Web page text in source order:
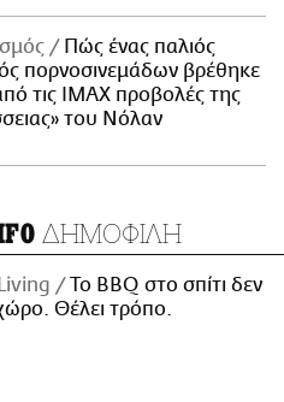
Πώς ένας παλιός
πορνοσινεμάδων βρέθηκε
τις IMAX προβολές της
του Νόλαν
ΔΗΜΟΦΙΛΗ
Το BBQ στο σπίτι δεν
Θέλει τρόπο.